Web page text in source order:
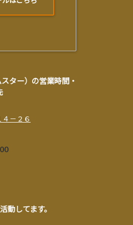
ター）の営業時間・
－２６
動してます。